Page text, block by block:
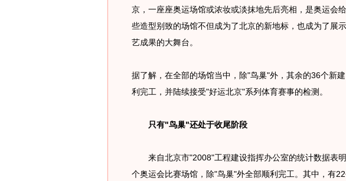
京，一座座奥运场馆或浓妆或淡抹地先后亮相，是奥运会
些造型别致的场馆不但成为了北京的新地标，也成为了展
艺成果的大舞台。
据了解，在全部的场馆当中，除"鸟巢"外，其余的36个新
利完工，并陆续接受"好运北京"系列体育赛事的检测。
只有"鸟巢"还处于收尾阶段
来自北京市"2008"工程建设指挥办公室的统计数据表明
个奥运会比赛场馆，除"鸟巢"外全部顺利完工。其中，有